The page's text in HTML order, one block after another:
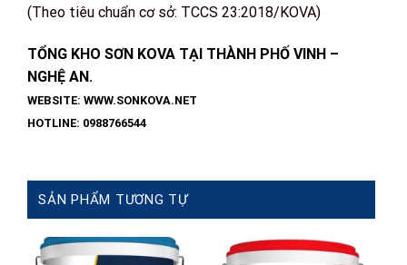
(Theo tiêu chuẩn cơ sở: TCCS 23:2018/KOVA)
TỔNG KHO SƠN KOVA TẠI THÀNH PHỐ VINH –
NGHỆ AN.
WEBSITE: WWW.SONKOVA.NET
HOTLINE: 0988766544
SẢN PHẨM TƯƠNG TỰ